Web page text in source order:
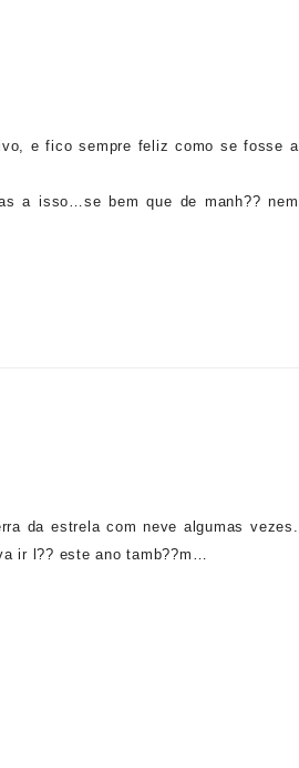
e fico sempre feliz como se fosse a
a isso…se bem que de manh?? nem
da estrela com neve algumas vezes.
ir l?? este ano tamb??m…